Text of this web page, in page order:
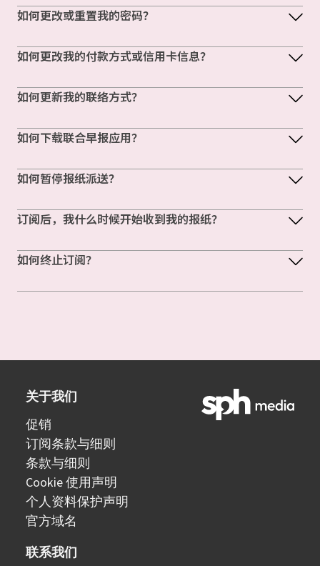
如何更改或重置我的密码？
如何更改我的付款方式或信用卡信息？
如何更新我的联络方式？
如何下载联合早报应用？
如何暂停报纸派送？
订阅后，我什么时候开始收到我的报纸？
如何终止订阅？
关于我们
促销
订阅条款与细则
条款与细则
Cookie 使用声明
个人资料保护声明
官方域名
联系我们